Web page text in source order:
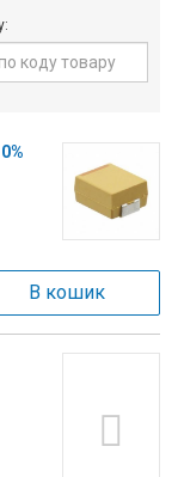
В кошик